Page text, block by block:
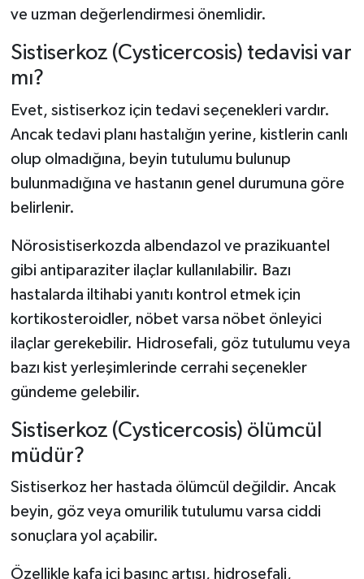
ve uzman değerlendirmesi önemlidir.
Sistiserkoz (Cysticercosis) tedavisi var
mı?
Evet, sistiserkoz için tedavi seçenekleri vardır.
Ancak tedavi planı hastalığın yerine, kistlerin canlı
olup olmadığına, beyin tutulumu bulunup
bulunmadığına ve hastanın genel durumuna göre
belirlenir.
Nörosistiserkozda albendazol ve prazikuantel
gibi antiparaziter ilaçlar kullanılabilir. Bazı
hastalarda iltihabi yanıtı kontrol etmek için
kortikosteroidler, nöbet varsa nöbet önleyici
ilaçlar gerekebilir. Hidrosefali, göz tutulumu veya
bazı kist yerleşimlerinde cerrahi seçenekler
gündeme gelebilir.
Sistiserkoz (Cysticercosis) ölümcül
müdür?
Sistiserkoz her hastada ölümcül değildir. Ancak
beyin, göz veya omurilik tutulumu varsa ciddi
sonuçlara yol açabilir.
Özellikle kafa içi basınç artışı, hidrosefali,